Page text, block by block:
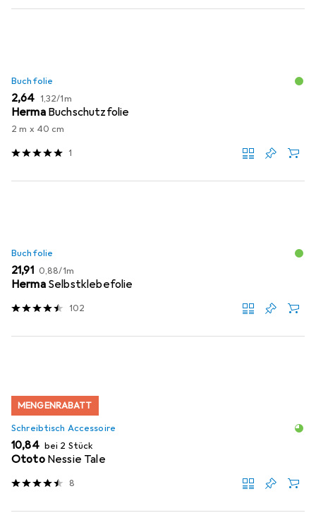
Buchfolie
EUR
2,64 EUR
1,32/1m
Herma Buchschutzfolie
2 m x 40 cm
1
Buchfolie
EUR
21,91 EUR
0,88/1m
Herma Selbstklebefolie
102
MENGENRABATT
Schreibtisch Accessoire
EUR
10,84 bei 2 Stück
Ototo Nessie Tale
8